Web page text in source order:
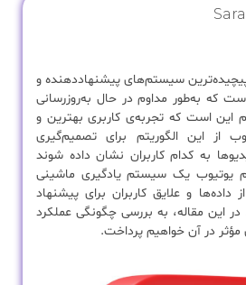
Sara
پیچیده‌ترین سیستم‌های پیشنهاددهنده و
که به‌طور مداوم در حال به‌روزرسانی
این است که تجربه‌ی کاربری بهترین و
از این الگوریتم برای تصمیم‌گیری
به کدام کاربران نشان داده شوند
یوتیوب یک سیستم یادگیری ماشینی
و علایق کاربران برای پیشنهاد
در این مقاله، به بررسی چگونگی عملکرد
مؤثر در آن خواهیم پرداخت.